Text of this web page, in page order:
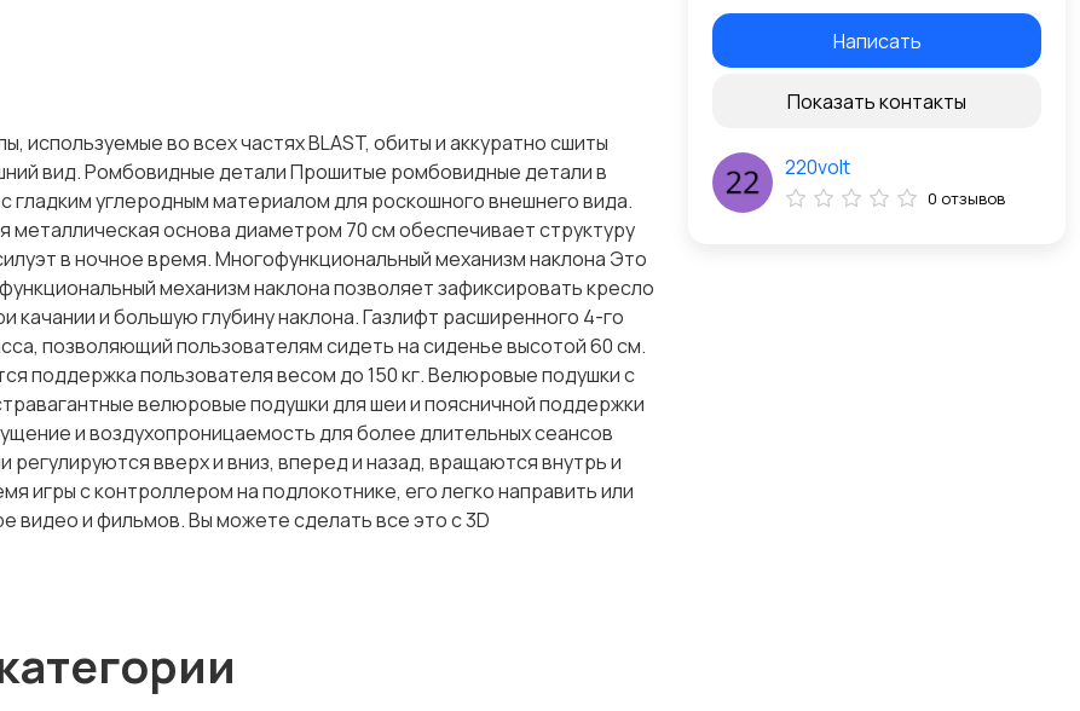
используемые во всех частях BLAST, обиты и аккуратно сшиты
вид. Ромбовидные детали Прошитые ромбовидные детали в
углеродным материалом для роскошного внешнего вида.
основа диаметром 70 см обеспечивает структуру
в ночное время. Многофункциональный механизм наклона Это
механизм наклона позволяет зафиксировать кресло
и большую глубину наклона. Газлифт расширенного 4-го
позволяющий пользователям сидеть на сиденье высотой 60 см.
поддержка пользователя весом до 150 кг. Велюровые подушки с
велюровые подушки для шеи и поясничной поддержки
и воздухопроницаемость для более длительных сеансов
регулируются вверх и вниз, вперед и назад, вращаются внутрь и
игры с контроллером на подлокотнике, его легко направить или
видео и фильмов. Вы можете сделать все это с 3D
Написать
Показать контакты
220volt
0 отзывов